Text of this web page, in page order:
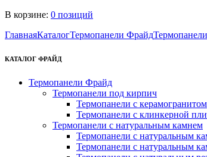
В корзине: 0 позиций
ГлавнаяКаталогТермопанели Фрайд
КАТАЛОГ ФРАЙД
Термопанели Фрайд
Термопанели под кирпич
Термопанели с керамогранитом
Термопанели с клинкерной
Термопанели с натуральным камнем
Термопанели с натуральным
Термопанели с натуральным